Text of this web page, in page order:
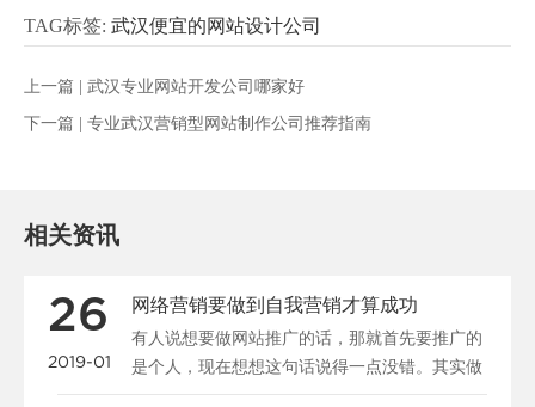
TAG标签: 武汉便宜的网站设计公司
上一篇 | 武汉专业网站开发公司哪家好
下一篇 | 专业武汉营销型网站制作公司推荐指南
相关资讯
26
2019-01
网络营销要做到自我营销才算成功
有人说想要做网站推广的话，那就首先要推广的
是个人，现在想想这句话说得一点没错。其实做
公司又何曾不是在......